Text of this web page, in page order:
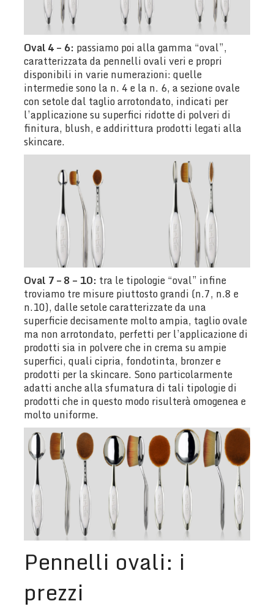
Oval 4 – 6: passiamo poi alla gamma “oval”,
caratterizzata da pennelli ovali veri e propri
disponibili in varie numerazioni: quelle
intermedie sono la n. 4 e la n. 6, a sezione ovale
con setole dal taglio arrotondato, indicati per
l’applicazione su superfici ridotte di polveri di
finitura, blush, e addirittura prodotti legati alla
skincare.
Oval 7 – 8 – 10: tra le tipologie “oval” infine
troviamo tre misure piuttosto grandi (n.7, n.8 e
n.10), dalle setole caratterizzate da una
superficie decisamente molto ampia, taglio ovale
ma non arrotondato, perfetti per l’applicazione di
prodotti sia in polvere che in crema su ampie
superfici, quali cipria, fondotinta, bronzer e
prodotti per la skincare. Sono particolarmente
adatti anche alla sfumatura di tali tipologie di
prodotti che in questo modo risulterà omogenea e
molto uniforme.
Pennelli ovali: i
prezzi